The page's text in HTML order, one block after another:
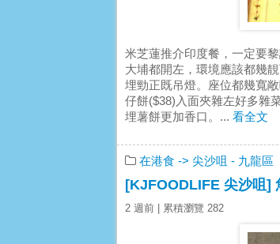
米芝蓮推介印度餐，一定要
大埔都開左，環境應該都幾
埋勁正既吊燈。座位都幾寬
仔餅($38)入面夾雜左好多雜
埋薯餅更加香口。... 看全文
在港食 -> 尖沙咀 - 九龍區
[KJFOODLIFE 尖沙咀]
2 週前 | 累積瀏覽 282